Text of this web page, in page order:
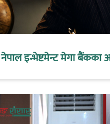
नेपाल इन्भेष्टमेन्ट मेगा बैंकका